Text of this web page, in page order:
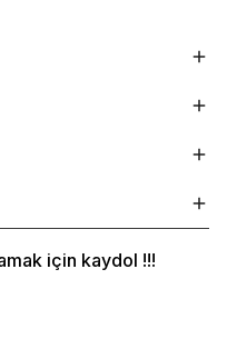
için kaydol !!!